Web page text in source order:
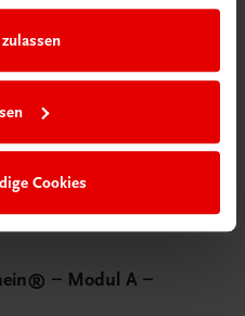
Cookies
– Modul A –